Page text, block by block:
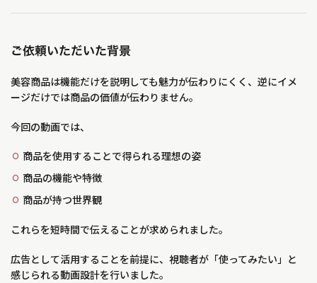
ご依頼いただいた背景
美容商品は機能だけを説明しても魅力が伝わりにくく、逆にイメ
ージだけでは商品の価値が伝わりません。
今回の動画では、
商品を使用することで得られる理想の姿
商品の機能や特徴
商品が持つ世界観
これらを短時間で伝えることが求められました。
広告として活用することを前提に、視聴者が「使ってみたい」と
感じられる動画設計を行いました。